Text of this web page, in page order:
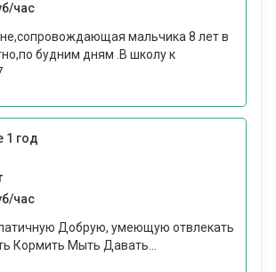
час
мальчика 8 лет в
будним дням .В школу к
1 год
час
Добрую, умеющую отвлекать
Кормить Мыть Давать...